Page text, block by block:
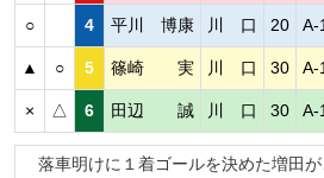
○ 4 平川 博康 川 口 20 A-
▲ ○ 5 篠崎 実 川 口 30 A-
× △ 6 田辺 誠 川 口 30 A-
落車明けに１着ゴールを決めた増田